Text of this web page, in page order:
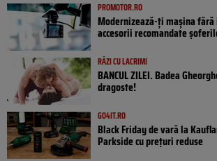
PROMOTOR.RO
Modernizează-ți mașina
accesorii recomandate
RÂZI CU LACRIMI
BANCUL ZILEI. Badea
dragoste!
GO4IT.RO
Black Friday de vară la
Parkside cu prețuri reduse